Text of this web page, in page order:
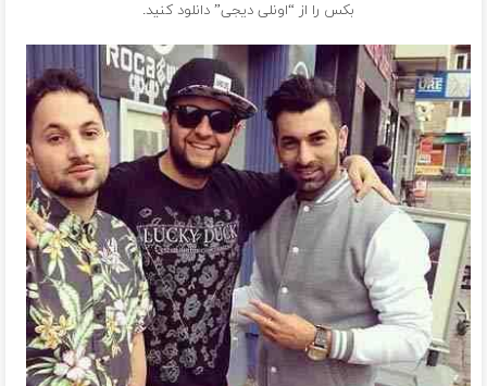
بکس را از “اونلی دیجی” دانلود کنید.